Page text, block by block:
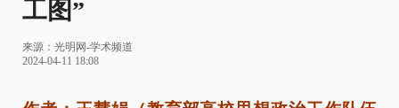
工图”
来源： 光明网-学术频道
2024-04-11 18:08